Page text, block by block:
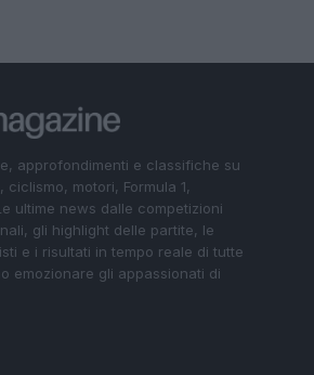
approfondimenti e classifiche su
motori, Formula 1,
ultime news dalle competizioni
gli highlight delle partite, le
e i risultati in tempo reale di tutte
emozionare gli appassionati di